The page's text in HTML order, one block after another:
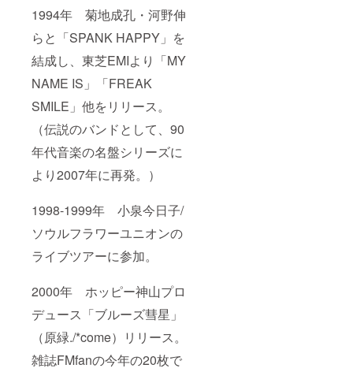
1994年 菊地成孔・河野伸
らと「SPANK HAPPY」を
結成し、東芝EMIより「MY
NAME IS」「FREAK
SMILE」他をリリース。
（伝説のバンドとして、90
年代音楽の名盤シリーズに
より2007年に再発。）
1998-1999年 小泉今日子/
ソウルフラワーユニオンの
ライブツアーに参加。
2000年 ホッピー神山プロ
デュース「ブルーズ彗星」
（原緑./*come）リリース。
雑誌FMfanの今年の20枚で